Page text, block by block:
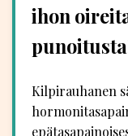
ihon
Kilpirauhanen